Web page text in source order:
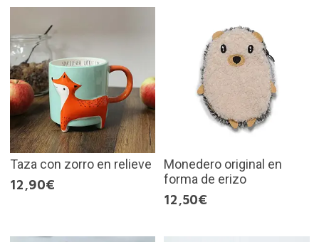
Taza con zorro en relieve
12,90€
Monedero original en
forma de erizo
12,50€